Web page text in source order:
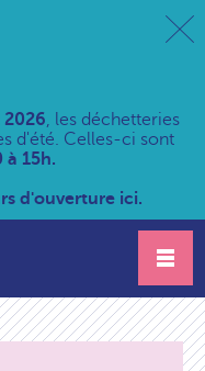
2026, les déchetteries
d'été. Celles-ci sont
à 15h.
d'ouverture ici.